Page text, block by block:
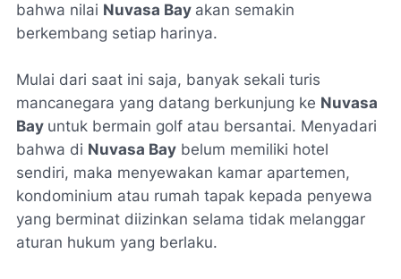
bahwa nilai Nuvasa Bay akan semakin
berkembang setiap harinya.
Mulai dari saat ini saja, banyak sekali turis
mancanegara yang datang berkunjung ke Nuvasa
Bay untuk bermain golf atau bersantai. Menyadari
bahwa di Nuvasa Bay belum memiliki hotel
sendiri, maka menyewakan kamar apartemen,
kondominium atau rumah tapak kepada penyewa
yang berminat diizinkan selama tidak melanggar
aturan hukum yang berlaku.